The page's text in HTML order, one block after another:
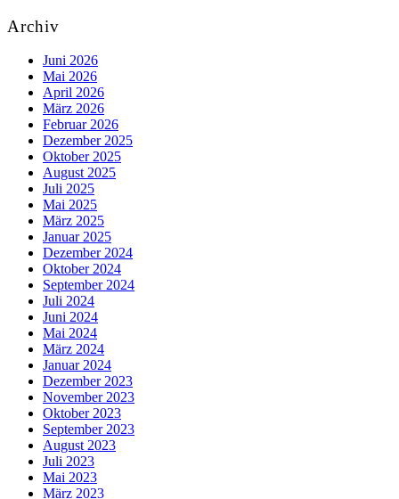
Archiv
Juni 2026
Mai 2026
April 2026
März 2026
Februar 2026
Dezember 2025
Oktober 2025
August 2025
Juli 2025
Mai 2025
März 2025
Januar 2025
Dezember 2024
Oktober 2024
September 2024
Juli 2024
Juni 2024
Mai 2024
März 2024
Januar 2024
Dezember 2023
November 2023
Oktober 2023
September 2023
August 2023
Juli 2023
Mai 2023
März 2023